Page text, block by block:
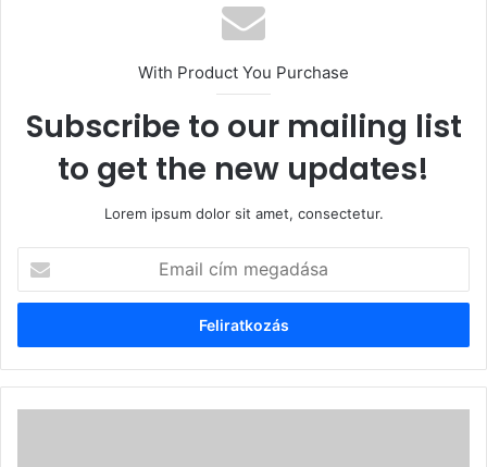
With Product You Purchase
Subscribe to our mailing list
to get the new updates!
Lorem ipsum dolor sit amet, consectetur.
cím
megadása